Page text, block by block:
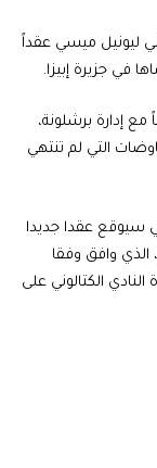
ليونيل ميسي عقداً
في جزيرة إبيزا.
إدارة برشلونة،
التي لم تنتهي
سيوقع عقدا جديدا
وافق وفقا
الكتالوني على